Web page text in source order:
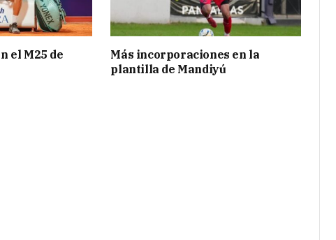
el M25 de
Más incorporaciones en la
plantilla de Mandiyú